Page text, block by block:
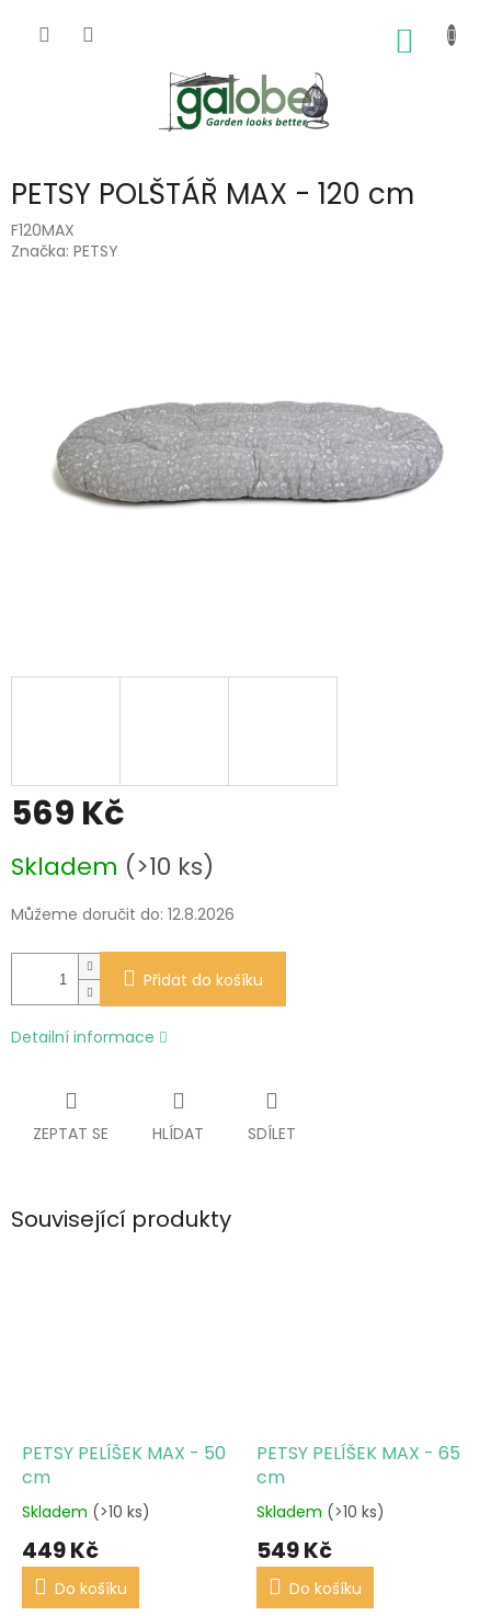
PETSY POLŠTÁŘ MAX - 120 cm
F120MAX
Značka: PETSY
569 Kč
cena:
Skladem (>10 ks)
Můžeme doručit do: 12.8.2026
Přidat do košíku
Detailní informace
ZEPTAT SE HLÍDAT SDÍLET
Související produkty
PETSY PELÍŠEK MAX - 50
cm
Skladem (>10 ks)
449 Kč
Do košíku
PETSY PELÍŠEK MAX - 65
cm
Skladem (>10 ks)
549 Kč
Do košíku